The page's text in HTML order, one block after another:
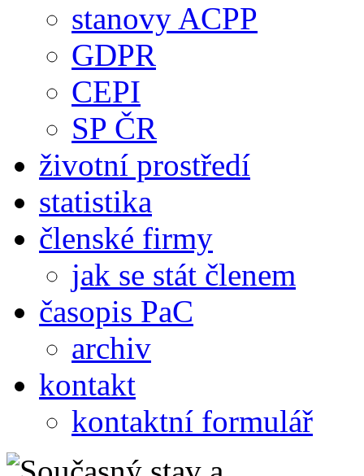
stanovy ACPP
GDPR
CEPI
SP ČR
životní prostředí
statistika
členské firmy
jak se stát členem
časopis PaC
archiv
kontakt
kontaktní formulář